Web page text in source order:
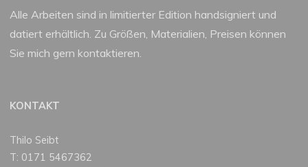
Alle Arbeiten sind in limitierter Edition handsigniert und
datiert erhältlich. Zu Größen, Materialien, Preisen können
Sie mich gern kontaktieren.
KONTAKT
Thilo Seibt
T: 0171 5467362